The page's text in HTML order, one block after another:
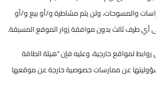
والمسوحات، ولن يتم مشاطرة و/أو بيع و/أو
أي طرف ثالث بدون موافقة زوار الموقع المسبقة.
لمواقع خارجية، وعليه فإن “هيئة الطاقة
مسؤوليتها عن ممارسات خصوصية خارجة عن موقعها